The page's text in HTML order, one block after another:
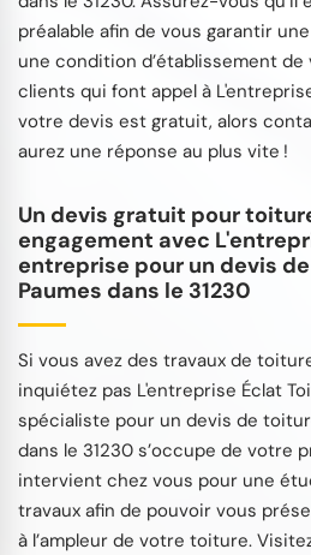
préalable afin de vous garantir
une condition d’établissement
clients qui font appel à
votre devis est gratuit, alors
aurez une réponse au plus vite !
Un devis gratuit pour
engagement avec
entreprise pour un devis
Paumes dans le 31230
Si vous avez des travaux de
inquiétez pas L'entreprise Éclat
spécialiste pour un devis de
dans le 31230 s’occupe de votre
intervient chez vous pour une
travaux afin de pouvoir vous
à l’ampleur de votre toiture.